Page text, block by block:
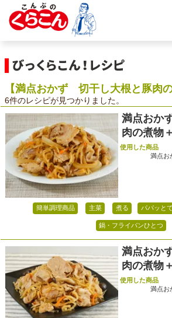
【満点おかず 切干し大根と豚肉
6件のレシピが見つかりました。
満点おか
肉の煮物
使用した商品
満点お
簡単調理商品 主菜 煮る パパッと
鍋・フライパンひとつ
満点おか
肉の煮物
使用した商品
満点お